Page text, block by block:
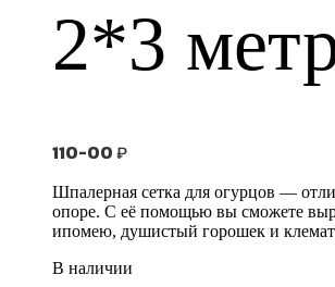
2*3
110-00₽
Шпалерная сетка для огурцов —
опоре. С её помощью вы сможете
ипомею, душистый горошек и
В наличии